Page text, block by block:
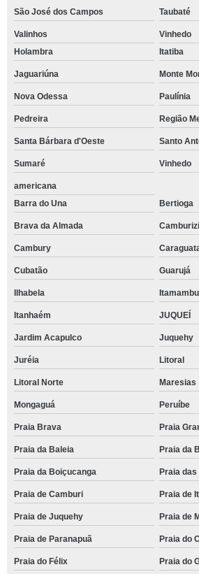
São José dos Campos Taubaté
Valinhos
Vinhedo
Holambra
Itatiba
Jaguariúna Monte
Nova Odessa Paulínia
Pedreira Região
Santa Bárbara d'Oeste Santo
Sumaré Vinhedo
americana
Barra do Una
Bertioga
Brava da Almada
Cambury
Cubatão Guarujá
Ilhabela
Itanhaém JUQUEÍ
Jardim Acapulco Juquehy
Juréia Litoral
Litoral Norte Maresias
Mongaguá Peruíbe
Praia Brava Praia
Praia da Baleia Praia da
Praia da Boiçucanga Praia
Praia de Camburi Praia de
Praia de Juquehy Praia de
Praia de Paranapuã Praia do
Praia do Félix Praia do